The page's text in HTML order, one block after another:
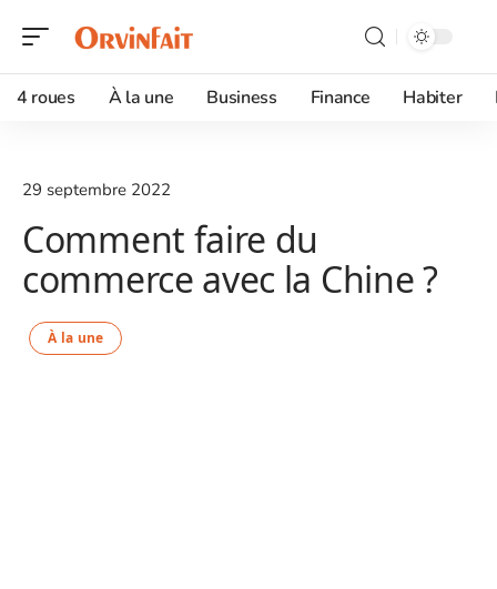
4 roues À la une Business Finance Habiter
29 septembre 2022
Comment faire du
commerce avec la Chine ?
À la une